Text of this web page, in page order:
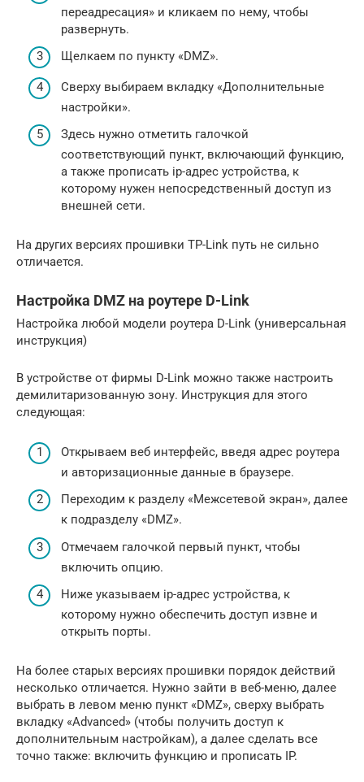
переадресация» и кликаем по нему, чтобы
развернуть.
Щелкаем по пункту «DMZ».
Сверху выбираем вкладку «Дополнительные
настройки».
Здесь нужно отметить галочкой
соответствующий пункт, включающий функцию,
а также прописать ip-адрес устройства, к
которому нужен непосредственный доступ из
внешней сети.
На других версиях прошивки TP-Link путь не сильно
отличается.
Настройка DMZ на роутере D-Link
Настройка любой модели роутера D-Link (универсальная
инструкция)
В устройстве от фирмы D-Link можно также настроить
демилитаризованную зону. Инструкция для этого
следующая:
Открываем веб интерфейс, введя адрес роутера
и авторизационные данные в браузере.
Переходим к разделу «Межсетевой экран», далее
к подразделу «DMZ».
Отмечаем галочкой первый пункт, чтобы
включить опцию.
Ниже указываем ip-адрес устройства, к
которому нужно обеспечить доступ извне и
открыть порты.
На более старых версиях прошивки порядок действий
несколько отличается. Нужно зайти в веб-меню, далее
выбрать в левом меню пункт «DMZ», сверху выбрать
вкладку «Advanced» (чтобы получить доступ к
дополнительным настройкам), а далее сделать все
точно также: включить функцию и прописать IP.